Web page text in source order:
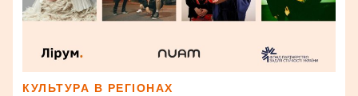
КУЛЬТУРА В РЕГІОНАХ